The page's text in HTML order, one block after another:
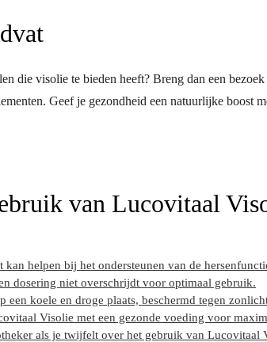
die visolie te bieden heeft? Breng dan een
Geef je gezondheid een natuurlijke boost
van Lucovitaal
helpen bij het ondersteunen van de
dosering niet overschrijdt voor optimaal gebruik.
een koele en droge plaats, beschermd tegen
Visolie met een gezonde voeding voor
als je twijfelt over het gebruik van Lucovitaal